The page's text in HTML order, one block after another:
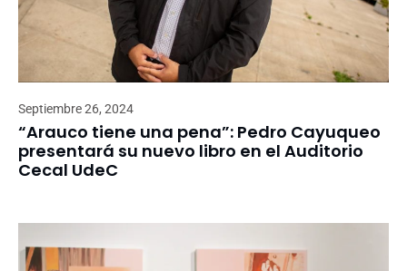
Septiembre 26, 2024
“Arauco tiene una pena”: Pedro Cayuqueo
presentará su nuevo libro en el Auditorio
Cecal UdeC